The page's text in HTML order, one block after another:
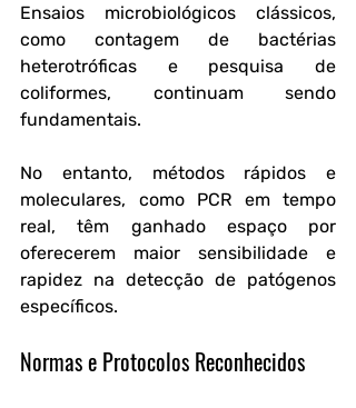
Ensaios microbiológicos clássicos,
como contagem de bactérias
heterotróficas e pesquisa de
coliformes, continuam sendo
fundamentais.
No entanto, métodos rápidos e
moleculares, como PCR em tempo
real, têm ganhado espaço por
oferecerem maior sensibilidade e
rapidez na detecção de patógenos
específicos.
Normas e Protocolos Reconhecidos